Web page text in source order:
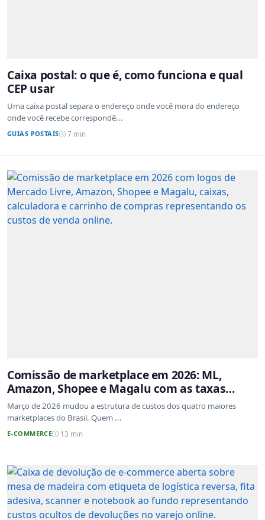
Caixa postal: o que é, como funciona e qual
CEP usar
Uma caixa postal separa o endereço onde você mora do endereço
onde você recebe correspondê...
GUIAS POSTAIS 7 min
Comissão de marketplace em 2026: ML,
Amazon, Shopee e Magalu com as taxas
atualizadas
Março de 2026 mudou a estrutura de custos dos quatro maiores
marketplaces do Brasil. Quem ...
E-COMMERCE 13 min